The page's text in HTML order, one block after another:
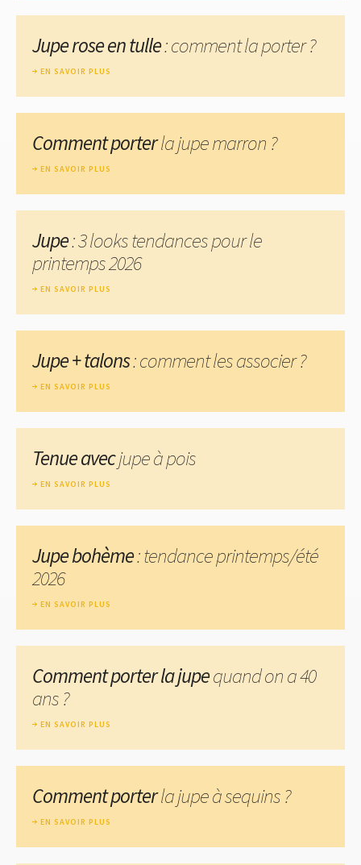
Jupe rose en tulle: comment la porter ?
EN SAVOIR PLUS
Comment porterla jupe marron ?
EN SAVOIR PLUS
Jupe: 3 looks tendances pour le
printemps 2026
EN SAVOIR PLUS
Jupe + talons: comment les associer ?
EN SAVOIR PLUS
Tenue avecjupe à pois
EN SAVOIR PLUS
Jupe bohème: tendance printemps/été
2026
EN SAVOIR PLUS
Comment porter la jupequand on a 40
ans ?
EN SAVOIR PLUS
Comment porterla jupe à sequins ?
EN SAVOIR PLUS